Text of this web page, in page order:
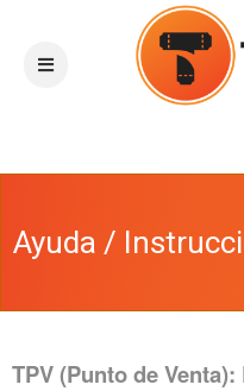
Ayuda /
TPV (Punto de